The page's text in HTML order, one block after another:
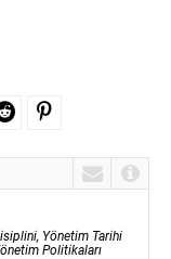
Yönetim Tarihi
Politikaları